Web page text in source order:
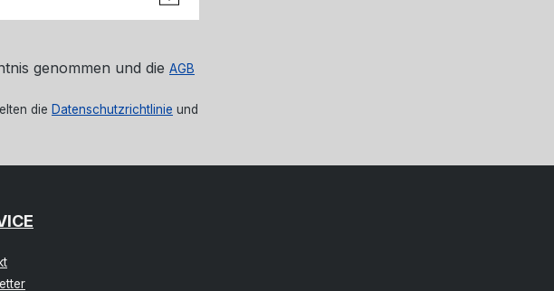
genommen und die AGB
die Datenschutzrichtlinie und